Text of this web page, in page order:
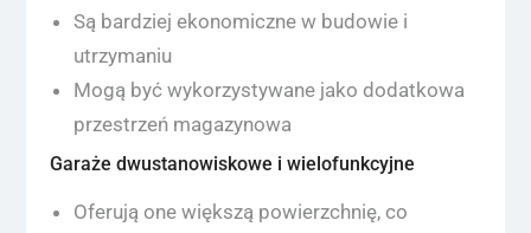
Są bardziej ekonomiczne w budowie i
utrzymaniu
Mogą być wykorzystywane jako dodatkowa
przestrzeń magazynowa
Garaże dwustanowiskowe i wielofunkcyjne
Oferują one większą powierzchnię, co